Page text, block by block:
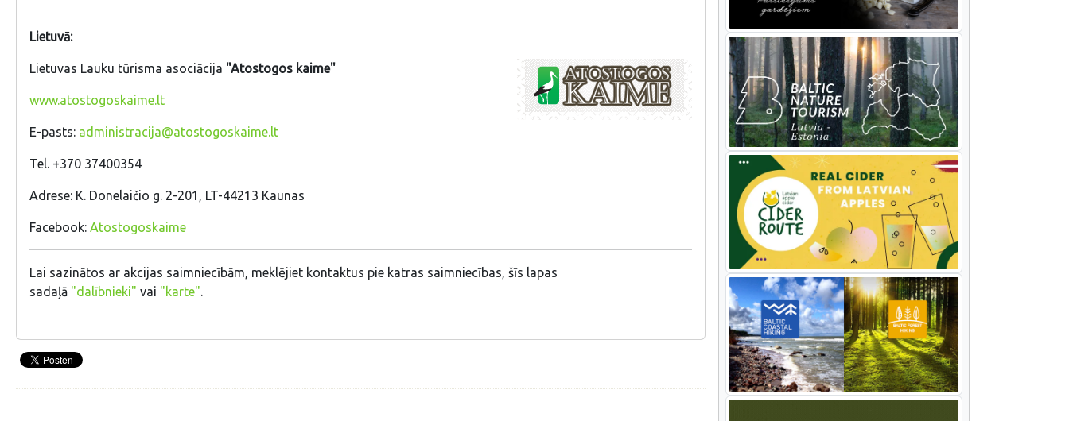
Lietuvā:
Lietuvas Lauku tūrisma asociācija "Atostogos kaime"
www.atostogoskaime.lt
E-pasts: administracija@atostogoskaime.lt
Tel. +370 37400354
Adrese: K. Donelaičio g. 2-201, LT-44213 Kaunas
Facebook: Atostogoskaime
Lai sazinātos ar akcijas saimniecībām, meklējiet kontaktus pie katras saimniecības, šīs lapas
sadaļā "dalībnieki" vai "karte".